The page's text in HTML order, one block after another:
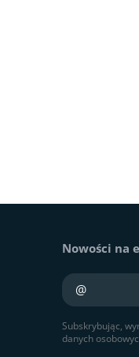
Nowości na
Twój e-mail
Subskrybując,
danych